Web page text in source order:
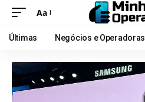
Aa
Últimas Negócios e Operadoras